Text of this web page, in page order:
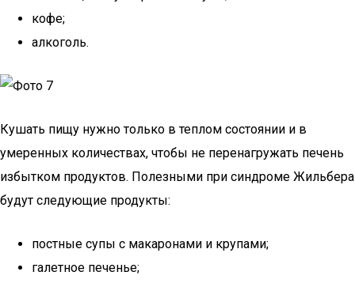
кофе;
алкоголь.
Кушать пищу нужно только в теплом состоянии и в
умеренных количествах, чтобы не перенагружать печень
избытком продуктов. Полезными при синдроме Жильбера
будут следующие продукты:
постные супы с макаронами и крупами;
галетное печенье;